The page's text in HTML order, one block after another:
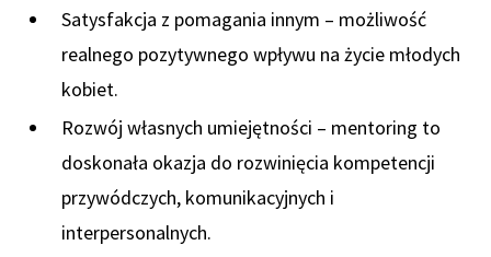
Satysfakcja z pomagania innym – możliwość
realnego pozytywnego wpływu na życie młodych
kobiet.
Rozwój własnych umiejętności – mentoring to
doskonała okazja do rozwinięcia kompetencji
przywódczych, komunikacyjnych i
interpersonalnych.